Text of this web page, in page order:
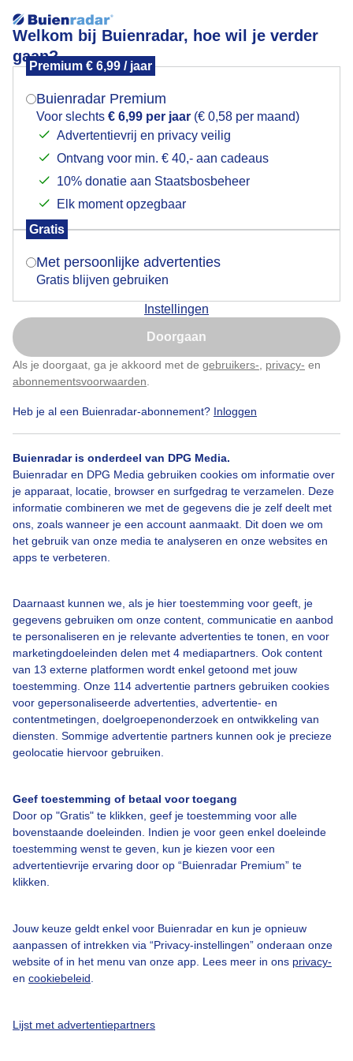
Welkom bij Buienradar, hoe wil je verder
gaan?
Premium € 6,99 / jaar
Buienradar Premium
Voor slechts € 6,99 per jaar (€ 0,58 per maand)
Advertentievrij en privacy veilig
Ontvang voor min. € 40,- aan cadeaus
10% donatie aan Staatsbosbeheer
Elk moment opzegbaar
Gratis
Met persoonlijke advertenties
Gratis blijven gebruiken
Instellingen
Doorgaan
Als je doorgaat, ga je akkoord met de gebruikers- privacy- en
abonnementsvoorwaarden
Heb je al een Buienradar-abonnement? Inloggen
Buienradar is onderdeel van DPG Media.
Buienradar en DPG Media gebruiken cookies om informatie over
je apparaat, locatie, browser en surfgedrag te verzamelen. Deze
informatie combineren we met de gegevens die je zelf deelt met
ons, zoals wanneer je een account aanmaakt. Dit doen we om
het gebruik van onze media te analyseren en onze websites en
apps te verbeteren.
Daarnaast kunnen we, als je hier toestemming voor geeft, je
gegevens gebruiken om onze content, communicatie en aanbod
te personaliseren en je relevante advertenties te tonen, en voor
marketingdoeleinden delen met 4 mediapartners. Ook content
van 13 externe platformen wordt enkel getoond met jouw
toestemming. Onze 114 advertentie partners gebruiken cookies
voor gepersonaliseerde advertenties, advertentie- en
contentmetingen, doelgroepenonderzoek en ontwikkeling van
diensten. Sommige advertentie partners kunnen ook je precieze
geolocatie hiervoor gebruiken.
Geef toestemming of betaal voor toegang
Door op "Gratis" te klikken, geef je toestemming voor alle
bovenstaande doeleinden. Indien je voor geen enkel doeleinde
toestemming wenst te geven, kun je kiezen voor een
advertentievrije ervaring door op “Buienradar Premium” te
klikken.
Jouw keuze geldt enkel voor Buienradar en kun je opnieuw
aanpassen of intrekken via “Privacy-instellingen” onderaan onze
website of in het menu van onze app. Lees meer in ons privacy-
en cookiebeleid
Lijst met advertentiepartners
Lekkerweer!
Door: Nely V Frankenhuijzen Gemaakt: 08-07-2026, 64x bekeken
Een moment geduld aub...
Over Buienradar
Bedrijfsgegevens
Veelgestelde vragen
Contact
Gebruikersvoorwaarden
Adverteren
Buienradar Team
Privacy beleid
Privacy instellingen
Gratis weerdata
Buienradar
Mogen we je locatie gebruiken voor het
Indien je hier nog geen akkoord op hebt gegeven,
verschijnt er zo een pop-up uit je browser waarin
Is goed, toon de popup
Nu niet, misschien later
Klik hierom dit aan te passen